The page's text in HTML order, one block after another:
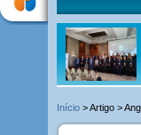
Início > Artigo >